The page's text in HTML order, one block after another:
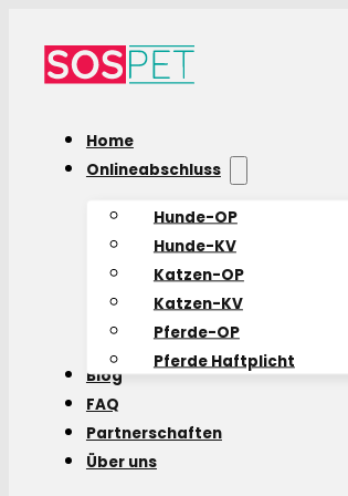
Home
Onlineabschluss
Hunde-OP
Hunde-KV
Katzen-OP
Katzen-KV
Pferde-OP
Pferde Haftplicht
Blog
FAQ
Partnerschaften
Über uns